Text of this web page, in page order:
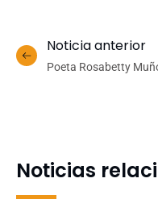
Noticia anterior
Poeta Rosabetty
Noticias